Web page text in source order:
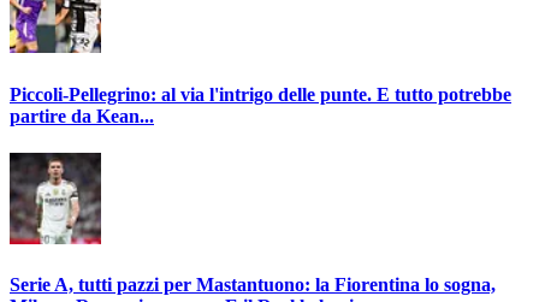
Piccoli-Pellegrino: al via l'intrigo delle punte. E tutto potrebbe
partire da Kean...
Serie A, tutti pazzi per Mastantuono: la Fiorentina lo sogna,